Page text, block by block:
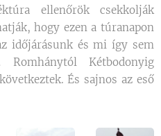
ellenőrök csekkolják
hogy ezen a túranapon
időjárásunk és mi így sem
Kétbodonyig
És sajnos az eső